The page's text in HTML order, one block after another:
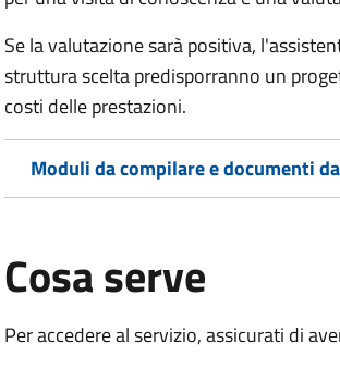
Se la valutazione sarà positiva,
struttura scelta predisporranno un
costi delle prestazioni.
Moduli da compilare e documenti
Cosa serve
Per accedere al servizio, assicurati di